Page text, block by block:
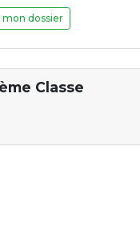
mon dossier
Classe